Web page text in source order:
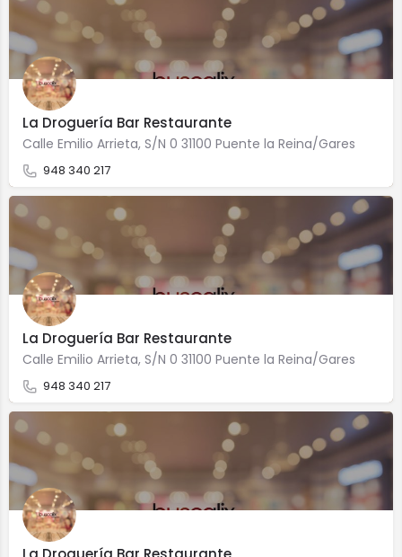
La Droguería Bar Restaurante
Calle Emilio Arrieta, S/N 0 31100 Puente la Reina/Gares
948 340 217
La Droguería Bar Restaurante
Calle Emilio Arrieta, S/N 0 31100 Puente la Reina/Gares
948 340 217